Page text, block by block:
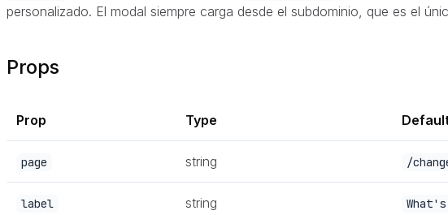
personalizado. El modal siempre carga desde el subdominio, que es el
Props
Prop Type
page string /
label string What's